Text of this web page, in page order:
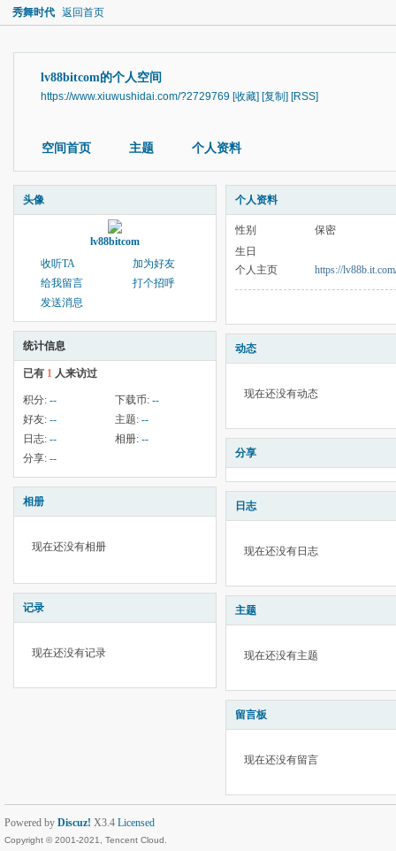
秀舞时代 返回首页
lv88bitcom的个人空间
https://www.xiuwushidai.com/?2729769 [收藏] [复制] [RSS]
空间首页 主题 个人资料
头像
lv88bitcom
收听TA
加为好友
给我留言
打个招呼
发送消息
统计信息
已有 1 人来访过
积分: -- 下载币: --
好友: -- 主题: --
日志: -- 相册: --
分享: --
相册
现在还没有相册
记录
现在还没有记录
个人资料
性别
保密
生日
个人主页
https://
动态
现在还没有动态
分享
日志
现在还没有日志
主题
现在还没有主题
留言板
现在还没有留言
Powered by Discuz! X3.4 Licensed
Copyright © 2001-2021, Tencent Cloud.